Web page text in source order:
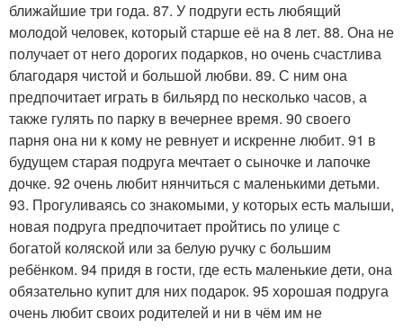
ближайшие три года. 87. У подруги есть любящий
молодой человек, который старше её на 8 лет. 88. Она не
получает от него дорогих подарков, но очень счастлива
благодаря чистой и большой любви. 89. С ним она
предпочитает играть в бильярд по несколько часов, а
также гулять по парку в вечернее время. 90 своего
парня она ни к кому не ревнует и искренне любит. 91 в
будущем старая подруга мечтает о сыночке и лапочке
дочке. 92 очень любит нянчиться с маленькими детьми.
93. Прогуливаясь со знакомыми, у которых есть малыши,
новая подруга предпочитает пройтись по улице с
богатой коляской или за белую ручку с большим
ребёнком. 94 придя в гости, где есть маленькие дети, она
обязательно купит для них подарок. 95 хорошая подруга
очень любит своих родителей и ни в чём им не